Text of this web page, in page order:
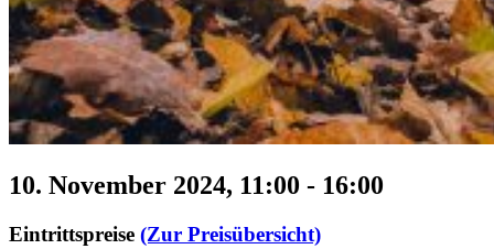
10. November 2024, 11:00 - 16:00
Eintrittspreise (Zur Preisübersicht)